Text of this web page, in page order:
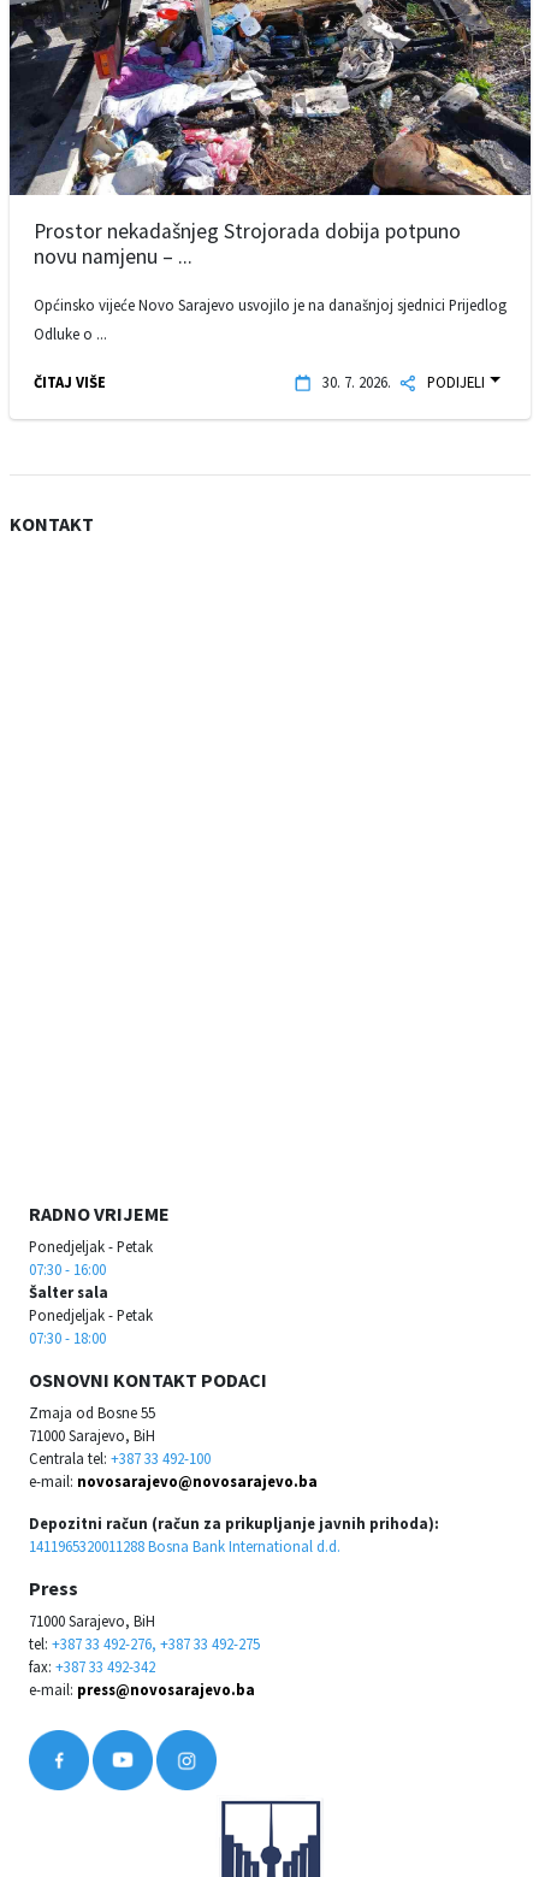
Prostor nekadašnjeg Strojorada dobija potpuno
novu namjenu – ...
Općinsko vijeće Novo Sarajevo usvojilo je na današnjoj sjednici Prijedlog
Odluke o ...
ČITAJ VIŠE 30. 7. 2026. PODIJELI
KONTAKT
RADNO VRIJEME
Ponedjeljak - Petak
07:30 - 16:00
Šalter sala
Ponedjeljak - Petak
07:30 - 18:00
OSNOVNI KONTAKT PODACI
Zmaja od Bosne 55
71000 Sarajevo, BiH
Centrala tel: +387 33 492-100
e-mail: novosarajevo@novosarajevo.ba
Depozitni račun (račun za prikupljanje javnih prihoda):
1411965320011288 Bosna Bank International d.d.
Press
71000 Sarajevo, BiH
tel: +387 33 492-276, +387 33 492-275
fax: +387 33 492-342
e-mail: press@novosarajevo.ba